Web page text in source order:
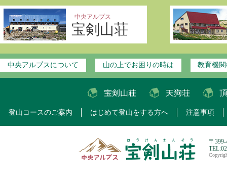
中央アルプス
宝剣山荘
中央アルプスについて 山の上でお困りの時は 教育機
登山コースのご案内 はじめて登山をする方へ 注意事項
〒